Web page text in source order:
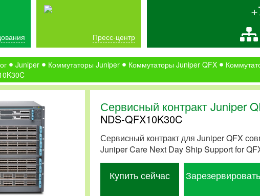
Пресс-центр
Juniper Коммутаторы Juniper Коммутаторы Juniper QFX
Сервисный контракт Juniper
NDS-QFX10K30C
Сервисный контракт для Juniper QFX
Juniper Care Next Day Ship Support for
Купить сейчас Зарезервировать